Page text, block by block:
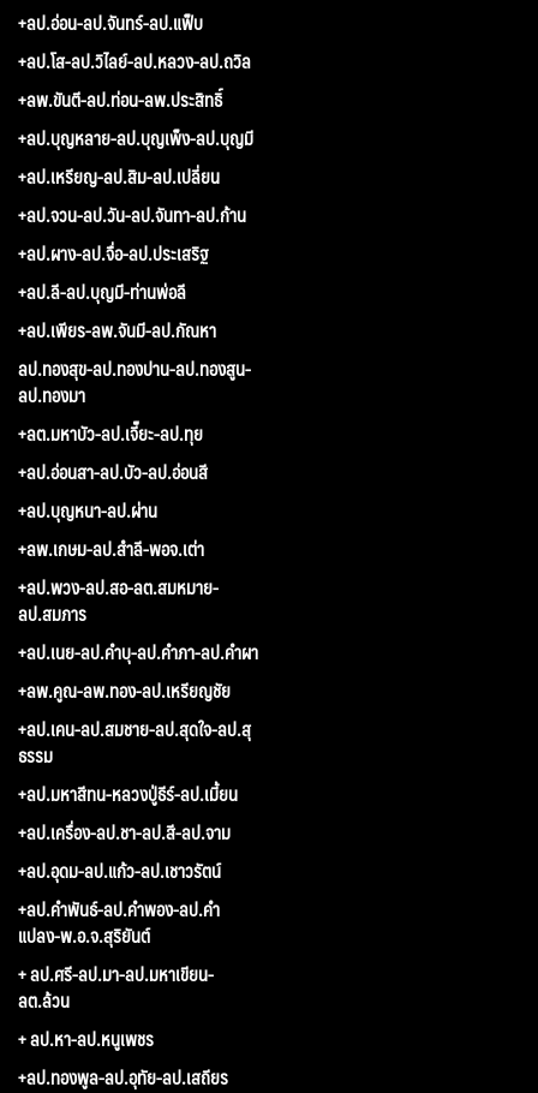
+ลป.อ่อน-ลป.จันทร์-ลป.แฟ็บ
+ลป.โส-ลป.วิไลย์-ลป.หลวง-ลป.ถวิล
+ลพ.ขันตี-ลป.ท่อน-ลพ.ประสิทธิ์
+ลป.บุญหลาย-ลป.บุญเพ็ง-ลป.บุญมี
+ลป.เหรียญ-ลป.สิม-ลป.เปลี่ยน
+ลป.จวน-ลป.วัน-ลป.จันทา-ลป.ก้าน
+ลป.ผาง-ลป.จื่อ-ลป.ประเสริฐ
+ลป.ลี-ลป.บุญมี-ท่านพ่อลี
+ลป.เพียร-ลพ.จันมี-ลป.กัณหา
ลป.ทองสุข-ลป.ทองปาน-ลป.ทองสูน-
ลป.ทองมา
+ลต.มหาบัว-ลป.เจี๊ยะ-ลป.ทุย
+ลป.อ่อนสา-ลป.บัว-ลป.อ่อนสี
+ลป.บุญหนา-ลป.ผ่าน
+ลพ.เกษม-ลป.สำลี-พอจ.เต่า
+ลป.พวง-ลป.สอ-ลต.สมหมาย-
ลป.สมภาร
+ลป.เนย-ลป.คำบุ-ลป.คำภา-ลป.คำผา
+ลพ.คูณ-ลพ.ทอง-ลป.เหรียญชัย
+ลป.เคน-ลป.สมชาย-ลป.สุดใจ-ลป.สุ
ธรรม
+ลป.มหาสีทน-หลวงปู่ธีร์-ลป.เมี้ยน
+ลป.เครื่อง-ลป.ชา-ลป.สี-ลป.จาม
+ลป.อุดม-ลป.แก้ว-ลป.เชาวรัตน์
+ลป.คำพันธ์-ลป.คำพอง-ลป.คำ
แปลง-พ.อ.จ.สุริยันต์
+ ลป.ศรี-ลป.มา-ลป.มหาเขียน-
ลต.ล้วน
+ ลป.หา-ลป.หนูเพชร
+ลป.ทองพูล-ลป.อุทัย-ลป.เสถียร